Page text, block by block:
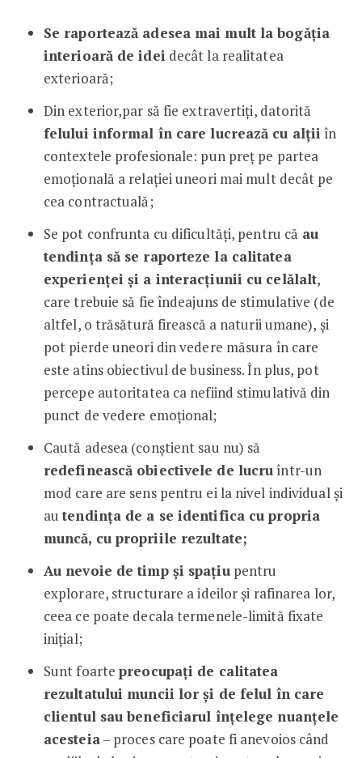
Se raportează adesea mai mult la bogăția
interioară de idei decât la realitatea
exterioară;
Din exterior,par să fie extravertiți, datorită
felului informal în care lucrează cu alții în
contextele profesionale: pun preț pe partea
emoțională a relației uneori mai mult decât pe
cea contractuală;
Se pot confrunta cu dificultăți, pentru că au
tendința să se raporteze la calitatea
experienței și a interacțiunii cu celălalt,
care trebuie să fie îndeajuns de stimulative (de
altfel, o trăsătură firească a naturii umane), și
pot pierde uneori din vedere măsura în care
este atins obiectivul de business. În plus, pot
percepe autoritatea ca nefiind stimulativă din
punct de vedere emoțional;
Caută adesea (conștient sau nu) să
redefinească obiectivele de lucruîntr-un
mod care are sens pentru ei la nivel individual și
autendința de a se identifica cu propria
muncă, cu propriile rezultate;
Au nevoie de timp și spațiupentru
explorare, structurare a ideilor și rafinarea lor,
ceea ce poate decala termenele-limită fixate
inițial;
Sunt foartepreocupați de calitatea
rezultatului muncii lor și de felul în care
clientul sau beneficiarul înțelege nuanțele
acesteia– proces care poate fi anevoios când